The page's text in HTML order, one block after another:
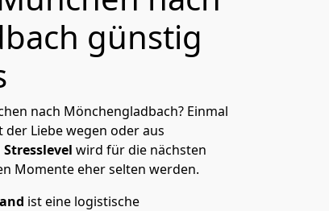
günstig
nach Mönchen­gladbach? Einmal
Liebe wegen oder aus
Stresslevel wird für die nächsten
Momente eher selten werden.
ist eine logistische